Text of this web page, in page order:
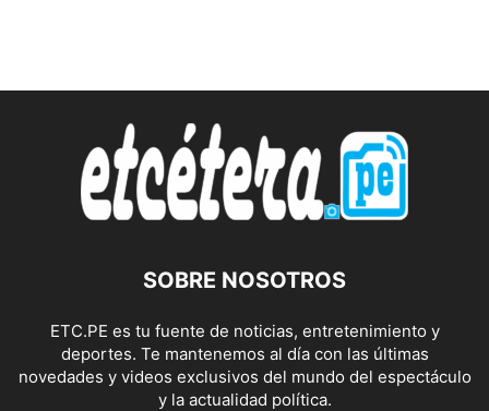
SOBRE NOSOTROS
ETC.PE es tu fuente de noticias, entretenimiento y
deportes. Te mantenemos al día con las últimas
novedades y videos exclusivos del mundo del espectáculo
y la actualidad política.